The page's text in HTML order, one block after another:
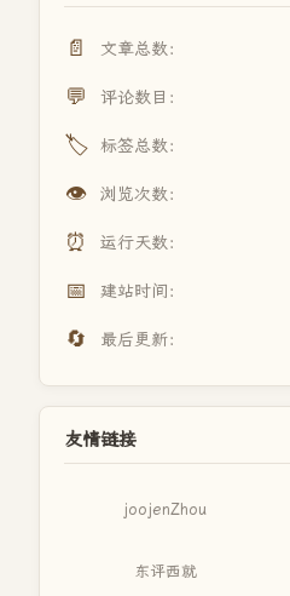
📄 文章总数：
💬 评论数目：
🏷️ 标签总数：
👁️ 浏览次数：
⏰ 运行天数：
📅 建站时间：
🔄 最后更新：
友情链接
joojenZhou
东评西就